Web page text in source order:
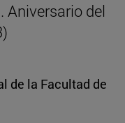
Aniversario del
de la Facultad de